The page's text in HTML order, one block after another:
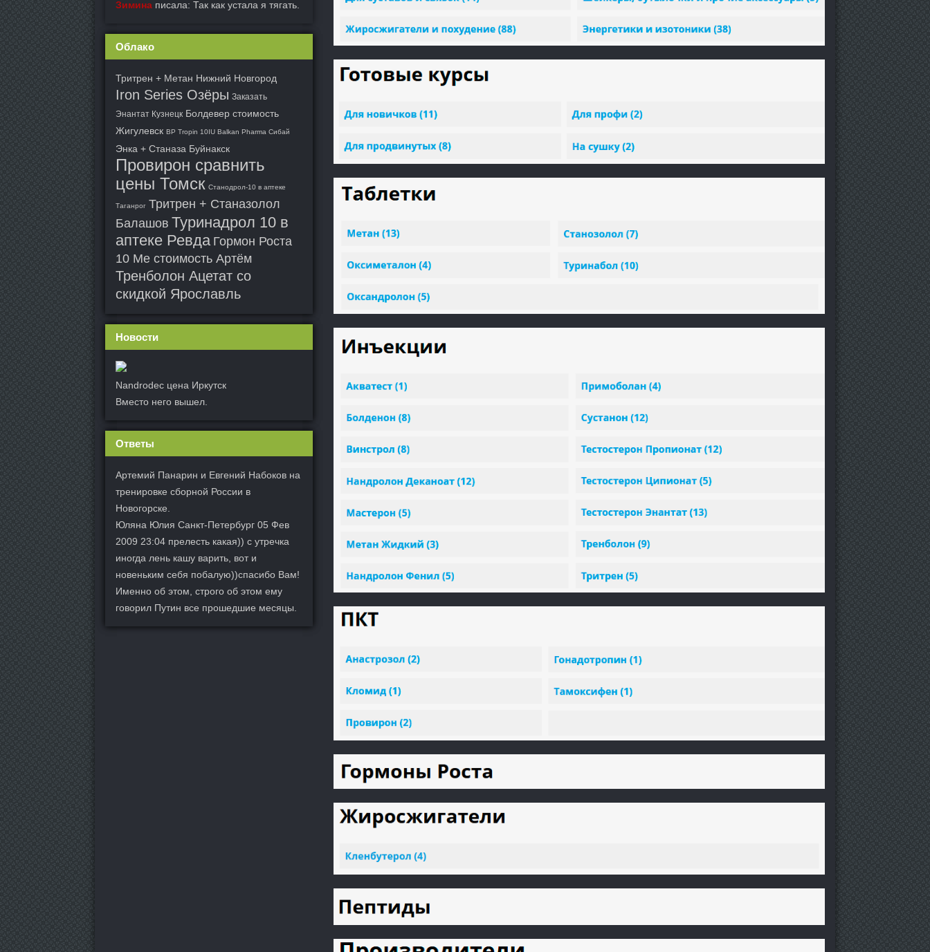
Зимина писала: Так как устала я тягать.
Облако
Тритрен + Метан Нижний Новгород
Iron Series Озёры Заказать
Энантат Кузнецк Болдевер стоимость
Жигулевск BP Tropin 10IU Balkan Pharma Сибай
Энка + Станаза Буйнакск
Провирон сравнить
цены Томск Станодрол-10 в аптеке
Таганрог Тритрен + Станазолол
Балашов Туринадрол 10 в
аптеке Ревда Гормон Роста
10 Me стоимость Артём
Тренболон Ацетат со
скидкой Ярославль
Новости
Nandrodec цена Иркутск
Вместо него вышел.
Ответы
Артемий Панарин и Евгений Набоков на
тренировке сборной России в
Новогорске.
Юляна Юлия Санкт-Петербург 05 Фев
2009 23:04 прелесть какая)) с утречка
иногда лень кашу варить, вот и
новеньким себя побалую))спасибо Вам!
Именно об этом, строго об этом ему
говорил Путин все прошедшие месяцы.